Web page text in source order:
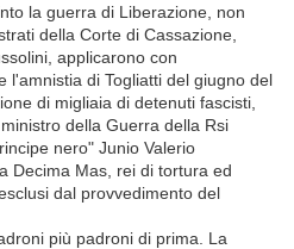
la guerra di Liberazione, non
della Corte di Cassazione,
applicarono con
l'amnistia di Togliatti del giugno del
di migliaia di detenuti fascisti,
della Guerra della Rsi
nero" Junio Valerio
Decima Mas, rei di tortura ed
dal provvedimento del
più padroni di prima. La